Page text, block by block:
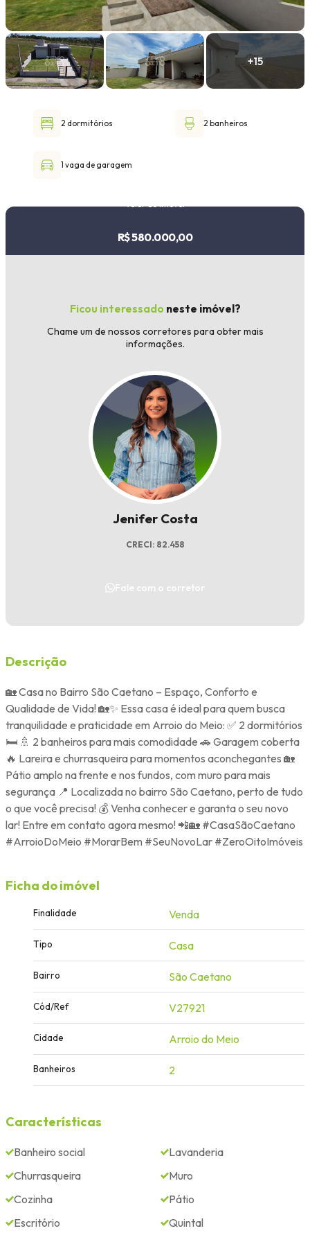
Faixa de valor
30.000,00até1.000.000,00 ou +
2 dormitórios 2 banheiros
1 vaga de garagem
R$ 580.000,00
Ficou interessado neste imóvel?
Chame um de nossos corretores para obter mais
informações.
Jenifer Costa
CRECI: 82.458
Fale com o corretor
Descrição
🏡 Casa no Bairro São Caetano – Espaço, Conforto e
Qualidade de Vida! 🏡✨ Essa casa é ideal para quem busca
tranquilidade e praticidade em Arroio do Meio: ✅ 2 dormitórios
🛏️ 🚿 2 banheiros para mais comodidade 🚗 Garagem coberta
🔥 Lareira e churrasqueira para momentos aconchegantes 🏡
Pátio amplo na frente e nos fundos, com muro para mais
segurança 📍 Localizada no bairro São Caetano, perto de tudo
o que você precisa! 💰 Venha conhecer e garanta o seu novo
lar! Entre em contato agora mesmo! 📲🏡 #CasaSãoCaetano
#ArroioDoMeio #MorarBem #SeuNovoLar #ZeroOitoImóveis
Ficha do imóvel
Finalidade Venda
Tipo Casa
Bairro São Caetano
Cód/Ref V27921
Cidade Arroio do Meio
Banheiros 2
Características
Banheiro social
Churrasqueira
Cozinha
Escritório
Lavanderia
Muro
Pátio
Quintal